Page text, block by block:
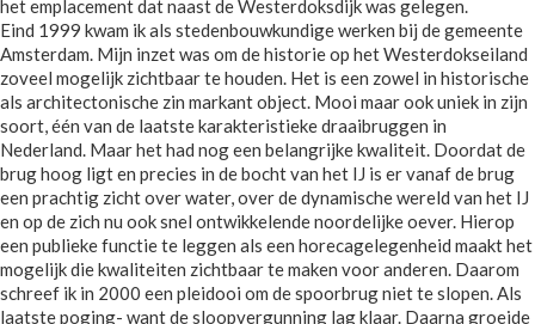
het emplacement dat naast de Westerdoksdijk was gelegen.
Eind 1999 kwam ik als stedenbouwkundige werken bij de gemeente
Amsterdam. Mijn inzet was om de historie op het Westerdokseiland
zoveel mogelijk zichtbaar te houden. Het is een zowel in historische
als architectonische zin markant object. Mooi maar ook uniek in zijn
soort, één van de laatste karakteristieke draaibruggen in
Nederland. Maar het had nog een belangrijke kwaliteit. Doordat de
brug hoog ligt en precies in de bocht van het IJ is er vanaf de brug
een prachtig zicht over water, over de dynamische wereld van het IJ
en op de zich nu ook snel ontwikkelende noordelijke oever. Hierop
een publieke functie te leggen als een horecagelegenheid maakt het
mogelijk die kwaliteiten zichtbaar te maken voor anderen. Daarom
schreef ik in 2000 een pleidooi om de spoorbrug niet te slopen. Als
laatste poging- want de sloopvergunning lag klaar. Daarna groeide